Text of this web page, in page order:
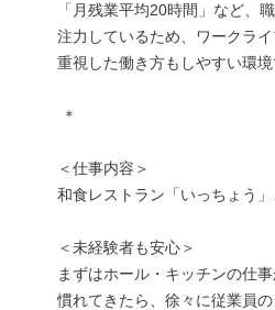
「月残業平均20時間」など、
注力しているため、ワークラ
重視した働き方もしやすい環境
＜仕事内容＞
和食レストラン「いっちょう
＜未経験者も安心＞
まずはホール・キッチンの仕事
慣れてきたら、徐々に従業員